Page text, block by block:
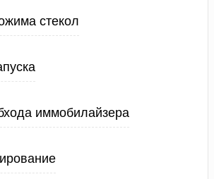
стекол
иммобилайзера